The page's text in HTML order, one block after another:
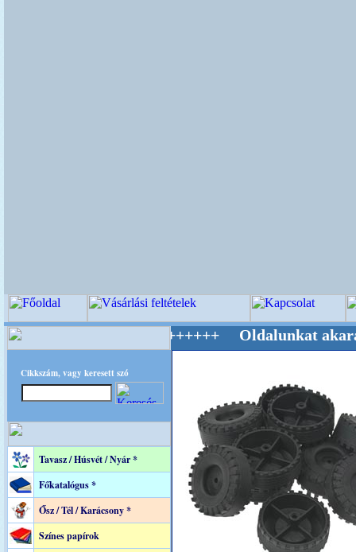
Cikkszám, vagy keresett szó
Tavasz / Húsvét / Nyár *
Főkatalógus *
Ősz / Tél / Karácsony *
Színes papírok
Mestere! +++++++ Oldalunkat akarattal